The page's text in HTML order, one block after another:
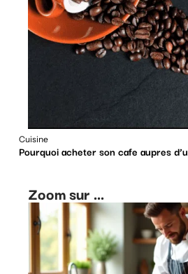
Cuisine
Pourquoi acheter son cafe aupres
Zoom sur ...